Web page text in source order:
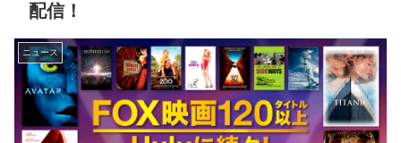
配信！
ニュース